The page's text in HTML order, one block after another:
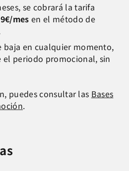
se cobrará la tarifa
mes en el método de
baja en cualquier momento,
el periodo promocional, sin
puedes consultar las Bases
.